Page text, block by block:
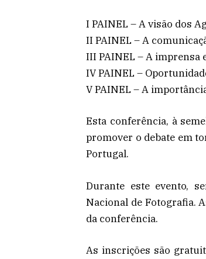
I PAINEL – A visão dos
II PAINEL – A
III PAINEL – A imprensa
IV PAINEL –
V PAINEL – A
Esta conferência, à
promover o debate em
Portugal.
Durante este evento,
Nacional de Fotografia.
da conferência.
As inscrições são